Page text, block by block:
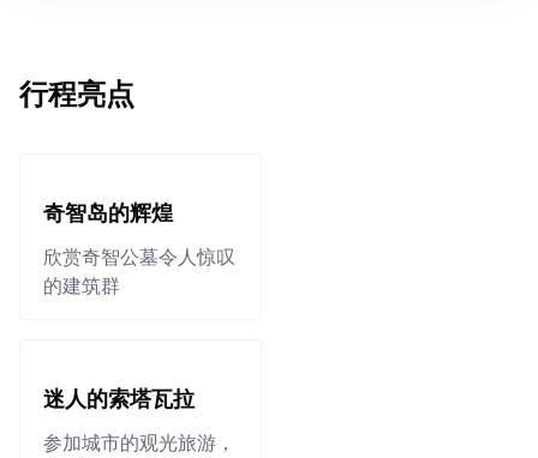
行程亮点
奇智岛的辉煌
欣赏奇智公墓令人惊叹
的建筑群
迷人的索塔瓦拉
参加城市的观光旅游，